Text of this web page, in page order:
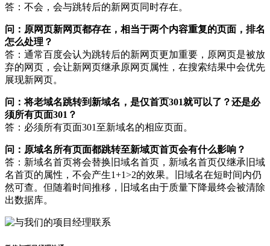
答：不会，会与跳转后的新网页同时存在。
问：原网页新网页都存在，相当于两个内容重复的页面，排名
怎么处理？
答：通常百度会认为跳转后的新网页更加重要，原网页是被放
弃的网页，会让新网页继承原网页属性，在搜索结果中会优先
展现新网页。
问：将老域名跳转到新域名，是仅首页301就可以了？还是必
须所有页面301？
答：必须所有页面301至新域名的相应页面。
问：原域名所有页面都跳转至新域页首页会有什么影响？
答：新域名首页将会替换旧域名首页，新域名首页仅继承旧域
名首页的属性，不会产生1+1>2的效果。旧域名在短时间内仍
然可查。但随着时间推移，旧域名由于质量下降最终会被清除
出数据库。